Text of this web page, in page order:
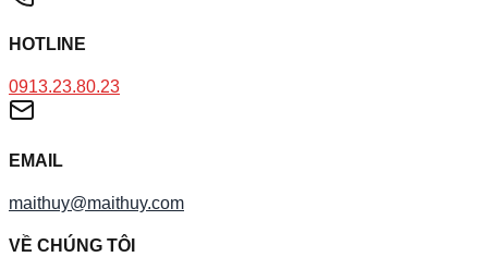
HOTLINE
0913.23.80.23
EMAIL
maithuy@maithuy.com
VỀ CHÚNG TÔI